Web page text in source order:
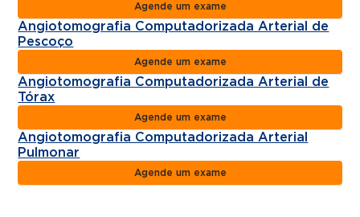
Agende um exame
Angiotomografia Computadorizada Arterial de
Pescoço
Agende um exame
Angiotomografia Computadorizada Arterial de
Tórax
Agende um exame
Angiotomografia Computadorizada Arterial
Pulmonar
Agende um exame